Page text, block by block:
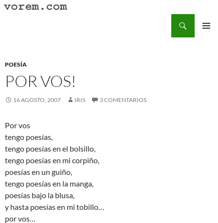
Saltar
POESÍA
POR VOS!
16 AGOSTO, 2007 IRIS 3 COMENTARIOS
Por vos
tengo poesías,
tengo poesías en el bolsillo,
tengo poesías en mi corpiño,
poesías en un guiño,
tengo poesías en la manga,
poesías bajo la blusa,
y hasta poesías en mi tobillo…
por vos…